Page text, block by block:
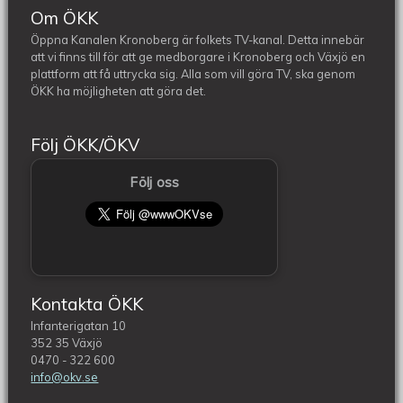
Om ÖKK
Öppna Kanalen Kronoberg är folkets TV-kanal. Detta innebär
att vi finns till för att ge medborgare i Kronoberg och Växjö en
plattform att få uttrycka sig. Alla som vill göra TV, ska genom
ÖKK ha möjligheten att göra det.
Följ ÖKK/ÖKV
Följ oss
Kontakta ÖKK
Infanterigatan 10
352 35 Växjö
0470 - 322 600
info@okv.se